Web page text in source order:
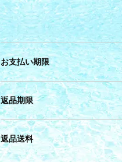
お支払い期限
返品期限
返品送料